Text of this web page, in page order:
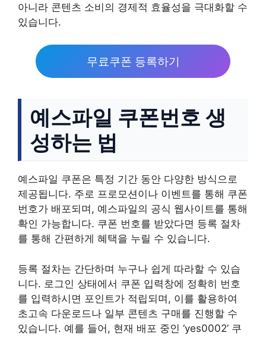
아니라 콘텐츠 소비의 경제적 효율성을 극대화할 수
있습니다.
무료쿠폰 등록하기
예스파일 쿠폰번호 생
성하는 법
예스파일 쿠폰은 특정 기간 동안 다양한 방식으로
제공됩니다. 주로 프로모션이나 이벤트를 통해 쿠폰
번호가 배포되며, 예스파일의 공식 웹사이트를 통해
확인 가능합니다. 쿠폰 번호를 받았다면 등록 절차
를 통해 간편하게 혜택을 누릴 수 있습니다.
등록 절차는 간단하며 누구나 쉽게 따라할 수 있습
니다. 로그인 상태에서 쿠폰 입력창에 정확히 번호
를 입력하시면 포인트가 적립되며, 이를 활용하여
초고속 다운로드나 일부 콘텐츠 구매를 진행할 수
있습니다. 예를 들어, 현재 배포 중인 ‘yes0002’ 쿠